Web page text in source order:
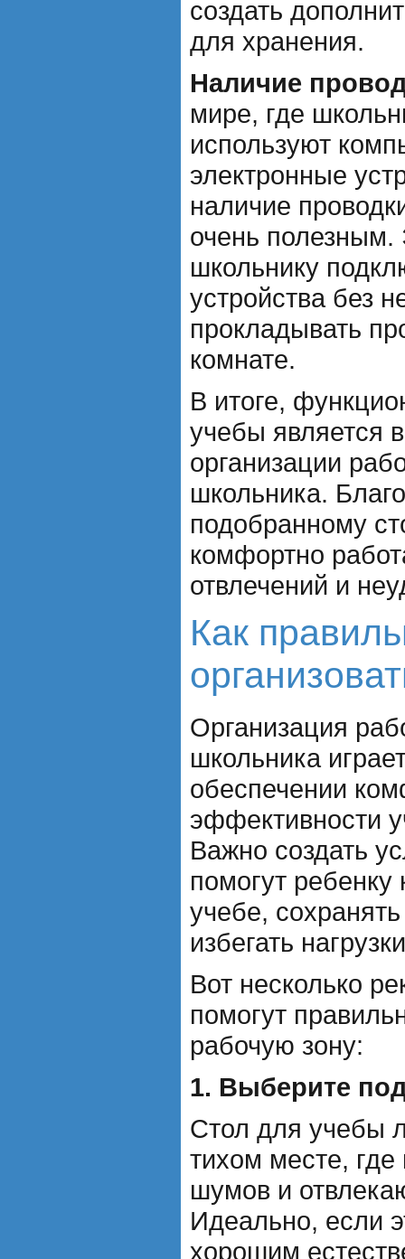
создать
для хранения.
Наличие
мире, где
используют
электронные
наличие
очень полезным.
школьнику
устройства без
прокладывать
комнате.
В итоге,
учебы является
организации
школьника.
подобранному
комфортно
отвлечений и
Как
Организация
школьника
обеспечении
эффективности
Важно создать
помогут ребенку
учебе,
избегать
Вот несколько
помогут
рабочую зону:
1. Выберите
Стол для учебы
тихом месте, где
шумов и
Идеально, если
хорошим